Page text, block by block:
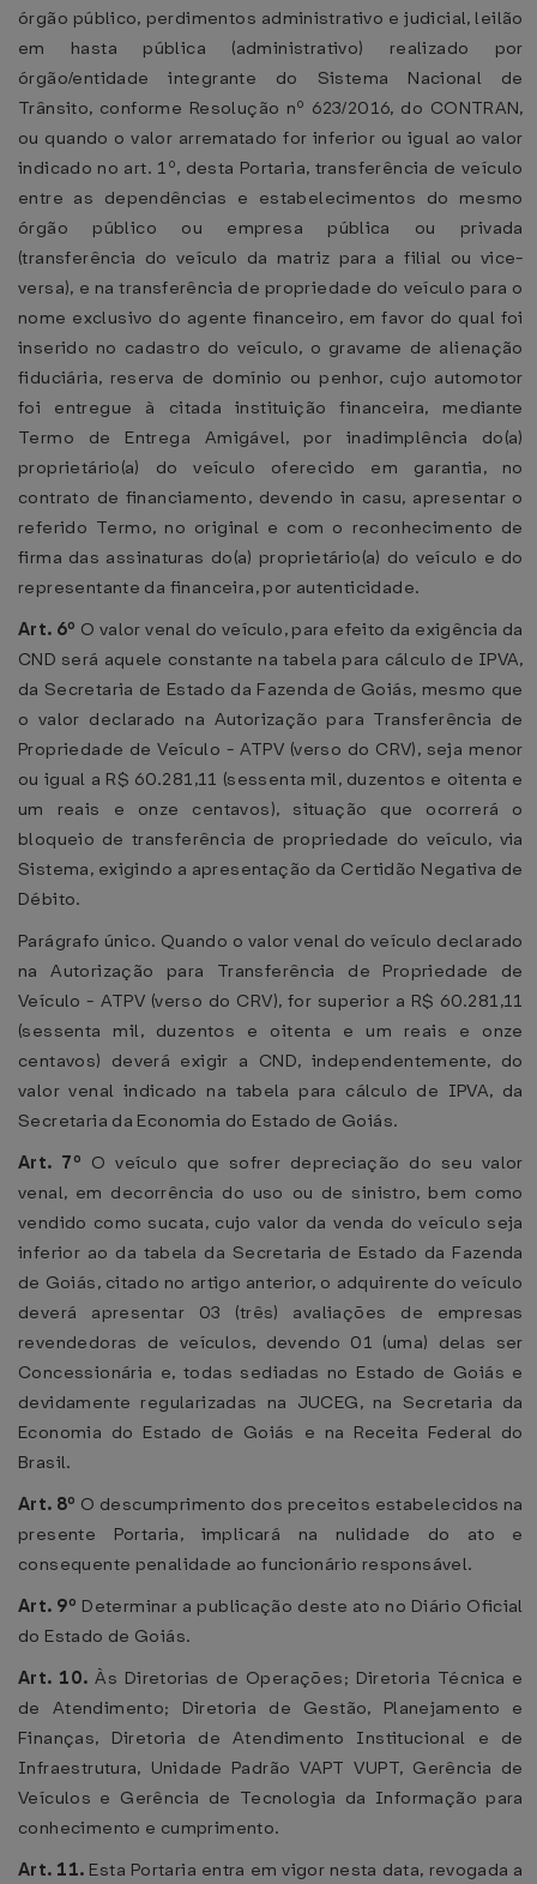
órgão público, perdimentos administrativo e judicial, leilão
em hasta pública (administrativo) realizado por
órgão/entidade integrante do Sistema Nacional de
Trânsito, conforme Resolução nº 623/2016, do CONTRAN,
ou quando o valor arrematado for inferior ou igual ao valor
indicado no art. 1º, desta Portaria, transferência de veículo
entre as dependências e estabelecimentos do mesmo
órgão público ou empresa pública ou privada
(transferência do veículo da matriz para a filial ou vice-
versa), e na transferência de propriedade do veículo para o
nome exclusivo do agente financeiro, em favor do qual foi
inserido no cadastro do veículo, o gravame de alienação
fiduciária, reserva de domínio ou penhor, cujo automotor
foi entregue à citada instituição financeira, mediante
Termo de Entrega Amigável, por inadimplência do(a)
proprietário(a) do veículo oferecido em garantia, no
contrato de financiamento, devendo in casu, apresentar o
referido Termo, no original e com o reconhecimento de
firma das assinaturas do(a) proprietário(a) do veículo e do
representante da financeira, por autenticidade.
Art. 6º O valor venal do veículo, para efeito da exigência da
CND será aquele constante na tabela para cálculo de IPVA,
da Secretaria de Estado da Fazenda de Goiás, mesmo que
o valor declarado na Autorização para Transferência de
Propriedade de Veículo - ATPV (verso do CRV), seja menor
ou igual a R$ 60.281,11 (sessenta mil, duzentos e oitenta e
um reais e onze centavos), situação que ocorrerá o
bloqueio de transferência de propriedade do veículo, via
Sistema, exigindo a apresentação da Certidão Negativa de
Débito.
Parágrafo único. Quando o valor venal do veículo declarado
na Autorização para Transferência de Propriedade de
Veículo - ATPV (verso do CRV), for superior a R$ 60.281,11
(sessenta mil, duzentos e oitenta e um reais e onze
centavos) deverá exigir a CND, independentemente, do
valor venal indicado na tabela para cálculo de IPVA, da
Secretaria da Economia do Estado de Goiás.
Art. 7º O veículo que sofrer depreciação do seu valor
venal, em decorrência do uso ou de sinistro, bem como
vendido como sucata, cujo valor da venda do veículo seja
inferior ao da tabela da Secretaria de Estado da Fazenda
de Goiás, citado no artigo anterior, o adquirente do veículo
deverá apresentar 03 (três) avaliações de empresas
revendedoras de veículos, devendo 01 (uma) delas ser
Concessionária e, todas sediadas no Estado de Goiás e
devidamente regularizadas na JUCEG, na Secretaria da
Economia do Estado de Goiás e na Receita Federal do
Brasil.
Art. 8º O descumprimento dos preceitos estabelecidos na
presente Portaria, implicará na nulidade do ato e
consequente penalidade ao funcionário responsável.
Art. 9º Determinar a publicação deste ato no Diário Oficial
do Estado de Goiás.
Art. 10. Às Diretorias de Operações; Diretoria Técnica e
de Atendimento; Diretoria de Gestão, Planejamento e
Finanças, Diretoria de Atendimento Institucional e de
Infraestrutura, Unidade Padrão VAPT VUPT, Gerência de
Veículos e Gerência de Tecnologia da Informação para
conhecimento e cumprimento.
Art. 11. Esta Portaria entra em vigor nesta data, revogada a